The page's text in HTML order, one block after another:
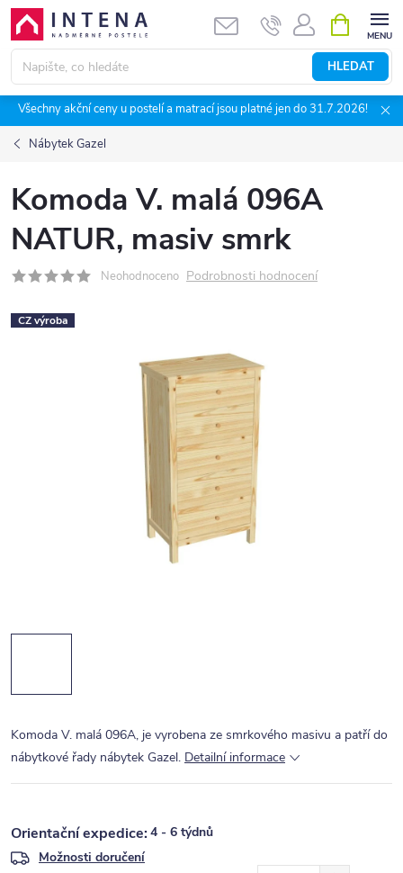
Přejít
obsah
HLEDAT
NÁKUPNÍ
KOŠÍK
Všechny akční ceny u postelí a matrací jsou platné jen do 31.7.2026!
Nábytek Gazel
Komoda V. malá 096A
NATUR, masiv smrk
Neohodnoceno Podrobnosti hodnocení
CZ výroba
Komoda V. malá 096A, je vyrobena ze smrkového masivu a patří do
nábytkové řady nábytek Gazel. Detailní informace
4 - 6 týdnů
Možnosti doručení